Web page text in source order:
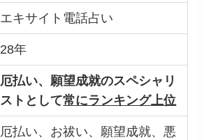
エキサイト電話占い
28年
厄払い、願望成就のスペシャリ
ストとして常にランキング上位
厄払い、お祓い、願望成就、悪